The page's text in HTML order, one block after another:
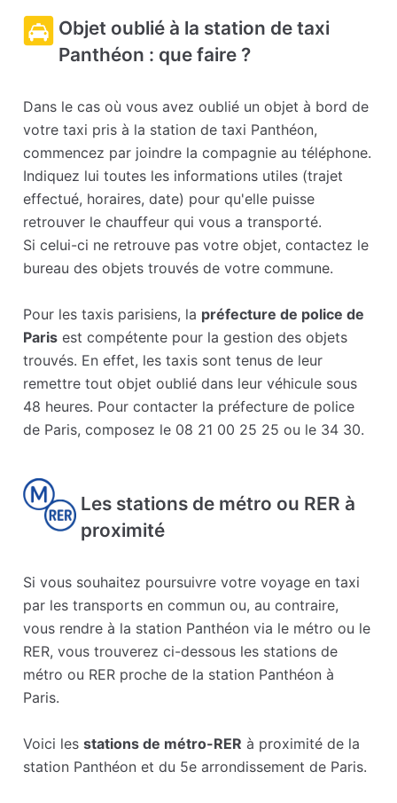
Objet oublié à la station de taxi
Panthéon : que faire ?
Dans le cas où vous avez oublié un objet à bord de
votre taxi pris à la station de taxi Panthéon,
commencez par joindre la compagnie au téléphone.
Indiquez lui toutes les informations utiles (trajet
effectué, horaires, date) pour qu'elle puisse
retrouver le chauffeur qui vous a transporté.
Si celui-ci ne retrouve pas votre objet, contactez le
bureau des objets trouvés de votre commune.
Pour les taxis parisiens, la préfecture de police de
Paris est compétente pour la gestion des objets
trouvés. En effet, les taxis sont tenus de leur
remettre tout objet oublié dans leur véhicule sous
48 heures. Pour contacter la préfecture de police
de Paris, composez le 08 21 00 25 25 ou le 34 30.
Les stations de métro ou RER à
proximité
Si vous souhaitez poursuivre votre voyage en taxi
par les transports en commun ou, au contraire,
vous rendre à la station Panthéon via le métro ou le
RER, vous trouverez ci-dessous les stations de
métro ou RER proche de la station Panthéon à
Paris.
Voici lesstations de métro-RER à proximité de la
station Panthéon et du 5e arrondissement de Paris.